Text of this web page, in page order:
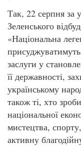
Так, 22 серпня за
Зеленського
«Національна
заслуги у
її державності,
українському
також ті, хто
національної
мистецтва,
активну